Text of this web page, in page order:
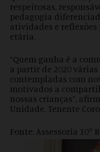
respeitosas,
pedagogia
atividades e
etária.
“Quem ganha é a
a partir de 2020 várias
contempladas com
motivados a
nossas crianças”,
Unidade, Tenente
Fonte: Assessoria 10°